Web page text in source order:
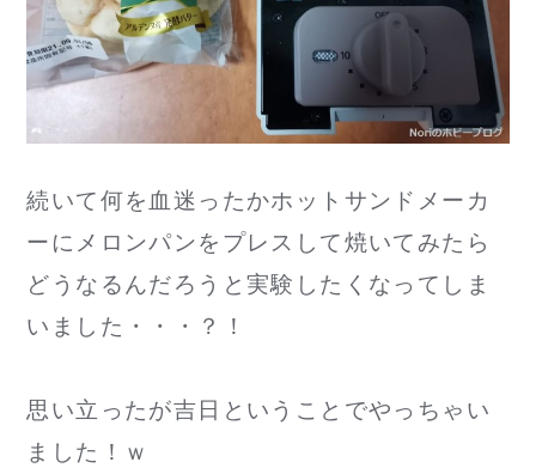
続いて何を血迷ったかホットサンドメーカ
ーにメロンパンをプレスして焼いてみたら
どうなるんだろうと実験したくなってしま
いました・・・？！
思い立ったが吉日ということでやっちゃい
ました！ｗ